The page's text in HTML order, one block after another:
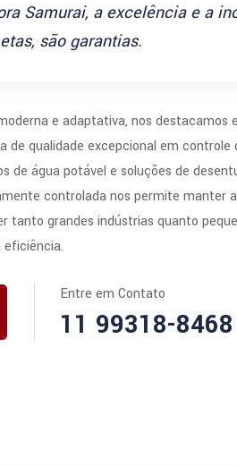
Samurai, a excelência e a
são garantias.
e adaptativa, nos destacamos
de qualidade excepcional em controle
de água potável e soluções de
controlada nos permite manter
tanto grandes indústrias quanto
Entre em Contato
11 99318-8468